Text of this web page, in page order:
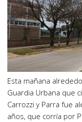
Esta mañana
Guardia Urbana que
Carrozzi y Parra fue
años, que corría por